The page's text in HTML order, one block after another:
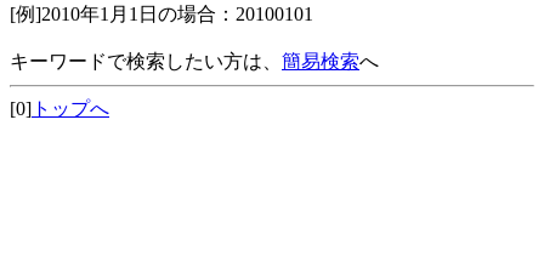
[例]2010年1月1日の場合：20100101
キーワードで検索したい方は、 簡易検索へ
[0] トップへ